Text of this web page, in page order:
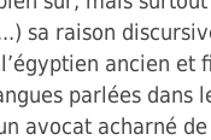
sa raison
ancien et
parlées dans
avocat acharné